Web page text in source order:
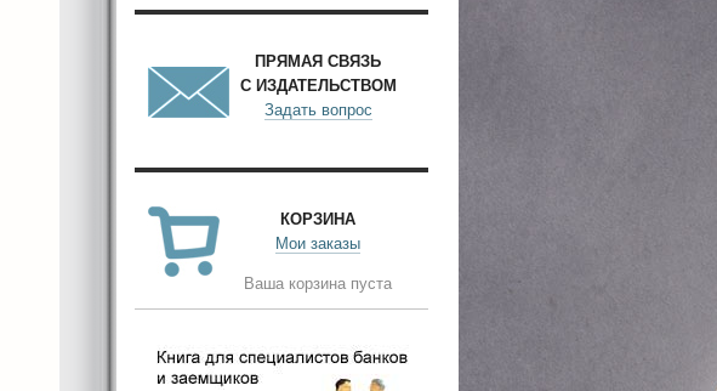
ПРЯМАЯ СВЯЗЬ
С ИЗДАТЕЛЬСТВОМ
Задать вопрос
КОРЗИНА
Мои заказы
Ваша корзина пуста